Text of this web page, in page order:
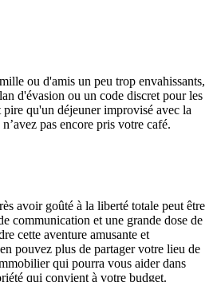
ou d'amis un peu trop envahissants,
d'évasion ou un code discret pour les
qu'un déjeuner improvisé avec la
pas encore pris votre café.
avoir goûté à la liberté totale peut être
communication et une grande dose de
cette aventure amusante et
pouvez plus de partager votre lieu de
qui pourra vous aider dans
qui convient à votre budget.